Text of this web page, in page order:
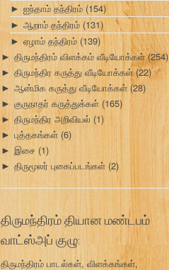
► ஐந்தாம் தந்திரம் (154)
► ஆறாம் தந்திரம் (131)
► ஏழாம் தந்திரம் (139)
► திருமந்திரம் விளக்கம் வீடியோக்கள்(254)
► திருமந்திர கருத்து வீடியோக்கள்(22)
► ஆன்மிக கருத்து வீடியோக்கள் (28)
► குருநாதர் கருத்துக்கள் (165)
► திருமந்திர அறிவியல் (1)
► புத்தகங்கள் (6)
► இசை (1)
► திருமூலர் புகைப்படங்கள் (2)
திருமந்திரம் தியான மண்டபம்
வாட்ஸ்அப் குழு:
திருமந்திரம் பாடல்கள், விளக்கங்கள்,